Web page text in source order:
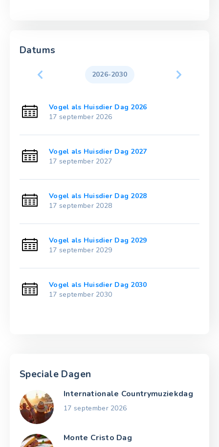
Datums
2026-2030
Vogel als Huisdier Dag 2026
17 september 2026
Vogel als Huisdier Dag 2027
17 september 2027
Vogel als Huisdier Dag 2028
17 september 2028
Vogel als Huisdier Dag 2029
17 september 2029
Vogel als Huisdier Dag 2030
17 september 2030
Speciale Dagen
Internationale Countrymuziekdag
17 september 2026
Monte Cristo Dag